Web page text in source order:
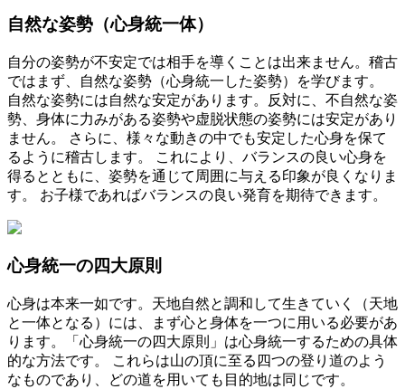
自然な姿勢（心身統一体）
自分の姿勢が不安定では相手を導くことは出来ません。稽古
ではまず、自然な姿勢（心身統一した姿勢）を学びます。
自然な姿勢には自然な安定があります。反対に、不自然な姿
勢、身体に力みがある姿勢や虚脱状態の姿勢には安定があり
ません。 さらに、様々な動きの中でも安定した心身を保て
るように稽古します。 これにより、バランスの良い心身を
得るとともに、姿勢を通じて周囲に与える印象が良くなりま
す。 お子様であればバランスの良い発育を期待できます。
心身統一の四大原則
心身は本来一如です。天地自然と調和して生きていく（天地
と一体となる）には、まず心と身体を一つに用いる必要があ
ります。「心身統一の四大原則」は心身統一するための具体
的な方法です。 これらは山の頂に至る四つの登り道のよう
なものであり、どの道を用いても目的地は同じです。